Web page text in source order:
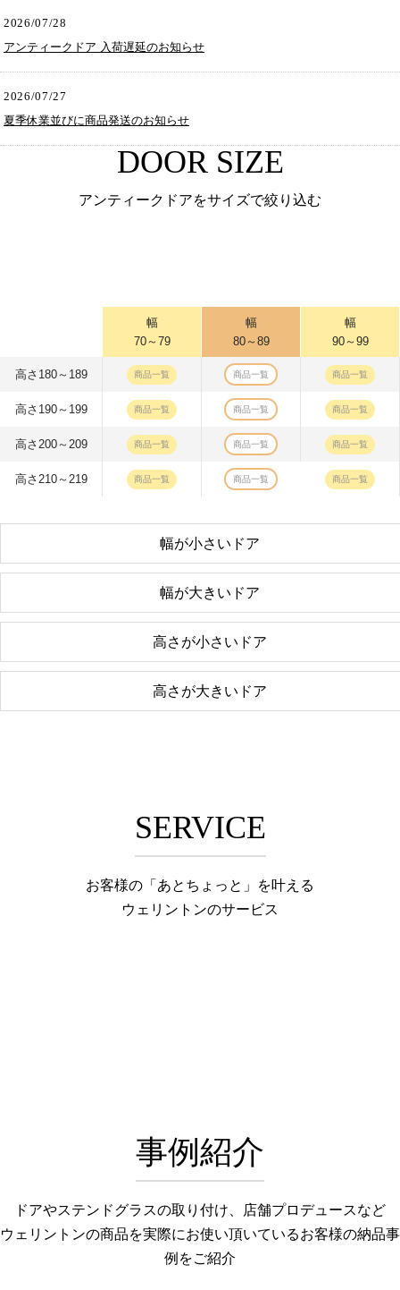
2026/07/28
アンティークドア 入荷遅延のお知らせ
2026/07/27
夏季休業並びに商品発送のお知らせ
DOOR SIZE
アンティークドアをサイズで絞り込む
幅
70～79
幅
80～89
幅
90～99
高さ180～189 商品一覧 商品一覧 商品一覧
高さ190～199 商品一覧 商品一覧 商品一覧
高さ200～209 商品一覧 商品一覧 商品一覧
高さ210～219 商品一覧 商品一覧 商品一覧
幅が小さいドア
幅が大きいドア
高さが小さいドア
高さが大きいドア
SERVICE
お客様の「あとちょっと」を叶える
ウェリントンのサービス
事例紹介
ドアやステンドグラスの取り付け、店舗プロデュースなど
ウェリントンの商品を実際にお使い頂いているお客様の納品事
例をご紹介